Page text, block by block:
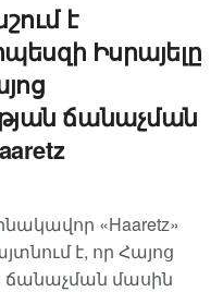
է
Իսրայելը
ճանաչման
«Haaretz»
է, որ Հայոց
մասին